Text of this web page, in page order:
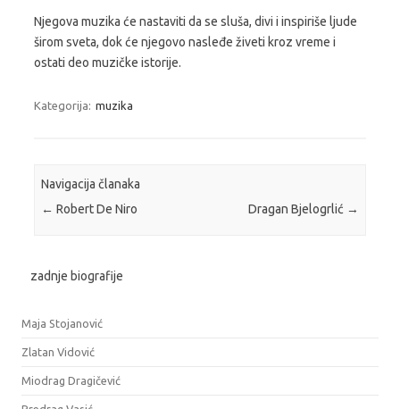
Njegova muzika će nastaviti da se sluša, divi i inspiriše ljude
širom sveta, dok će njegovo nasleđe živeti kroz vreme i
ostati deo muzičke istorije.
Kategorija: muzika
Navigacija članaka
← Robert De Niro Dragan Bjelogrlić →
zadnje biografije
Maja Stojanović
Zlatan Vidović
Miodrag Dragičević